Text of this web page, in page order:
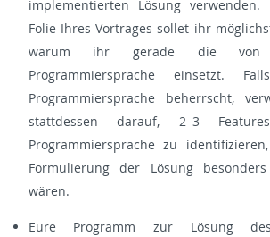
implementierten Lösung verwenden.
Folie Ihres Vortrages sollet ihr
warum ihr gerade die von
Programmiersprache einsetzt.
Programmiersprache beherrscht,
stattdessen darauf, 2–3
Programmiersprache zu
Formulierung der Lösung
wären.
Eure Programm zur Lösung